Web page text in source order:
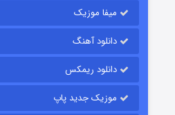
شکست استوارت
قسمت
میفا موزیک
دانلود آهنگ
دانلود ریمکس
موزیک جدید پاپ